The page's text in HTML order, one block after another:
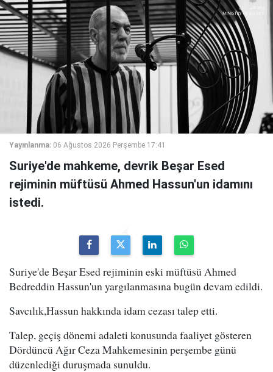
Yayınlanma: 06 Ağustos 2026 Perşembe 17:41
Suriye'de mahkeme, devrik Beşar Esed
rejiminin müftüsü Ahmed Hassun'un idamını
istedi.
Suriye'de Beşar Esed rejiminin eski müftüsü Ahmed
Bedreddin Hassun'un yargılanmasına bugün devam edildi.
Savcılık,Hassun hakkında idam cezası talep etti.
Talep, geçiş dönemi adaleti konusunda faaliyet gösteren
Dördüncü Ağır Ceza Mahkemesinin perşembe günü
düzenlediği duruşmada sunuldu.